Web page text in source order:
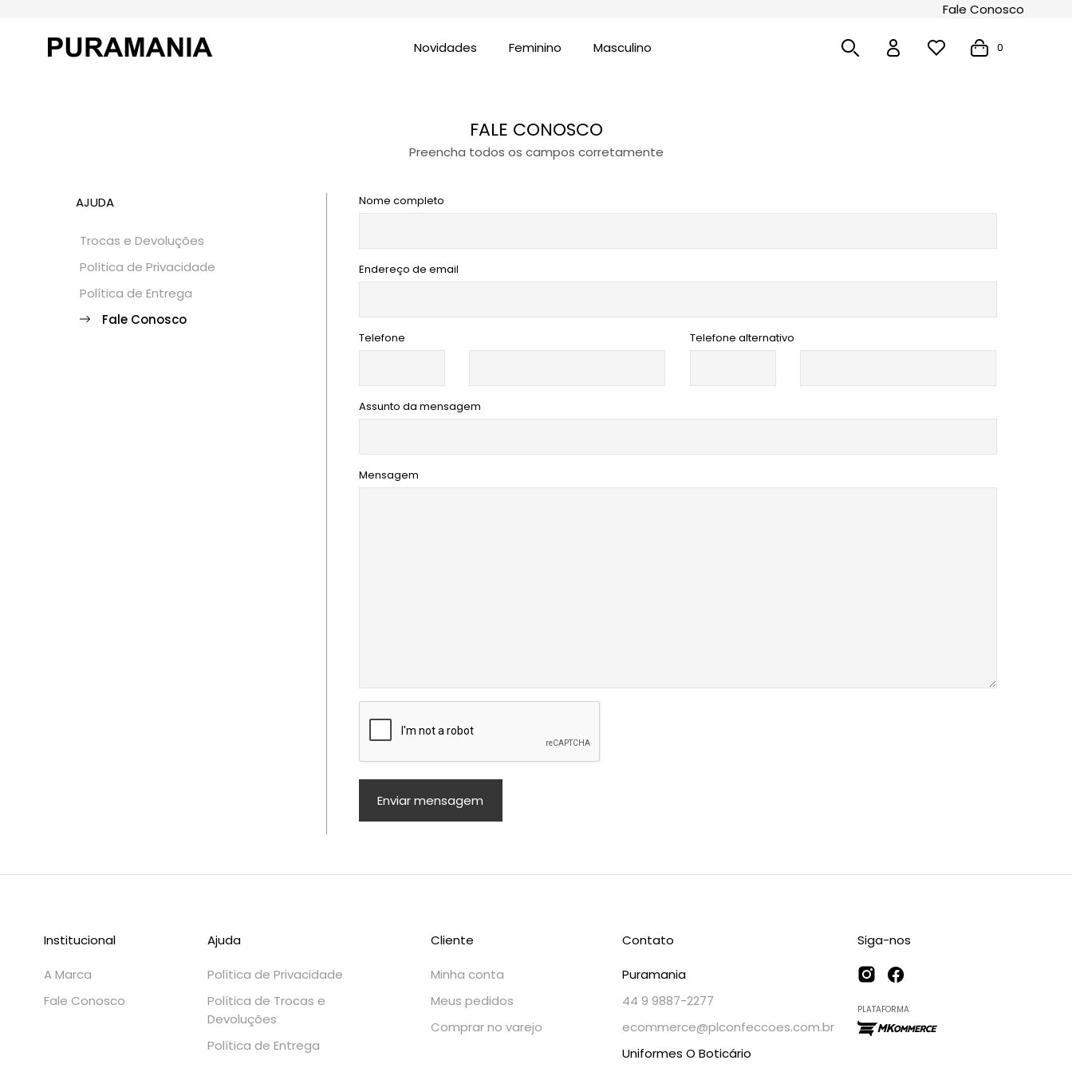
Fale Conosco
Novidades Feminino Masculino 0
FALE CONOSCO
Preencha todos os campos corretamente
AJUDA
Trocas e Devoluções
Política de Privacidade
Política de Entrega
Fale Conosco
Nome completo
Endereço de email
Telefone Telefone alternativo
Assunto da mensagem
Mensagem
Enviar mensagem
Institucional
A Marca
Fale Conosco
Ajuda
Política de Privacidade
Política de Trocas e
Devoluções
Política de Entrega
Cliente
Minha conta
Meus pedidos
Comprar no varejo
Contato
Puramania
44 9 9887-2277
ecommerce@plconfeccoes.com.br
Uniformes O Boticário
Siga-nos
PLATAFORMA